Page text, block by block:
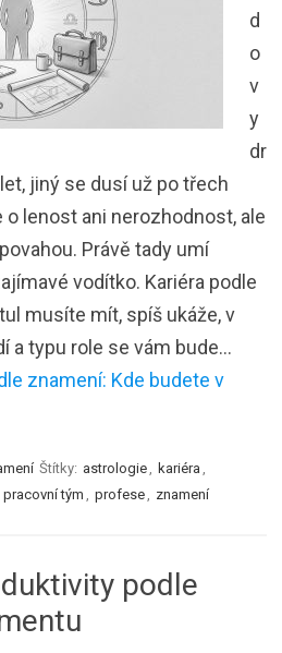
d
o
v
y
dr
jiný se dusí už po třech
lenost ani nerozhodnost, ale
Právě tady umí
vodítko. Kariéra podle
musíte mít, spíš ukáže, v
a typu role se vám bude…
znamení: Kde budete v
Štítky: astrologie kariéra
pracovní tým profese znamení
podle